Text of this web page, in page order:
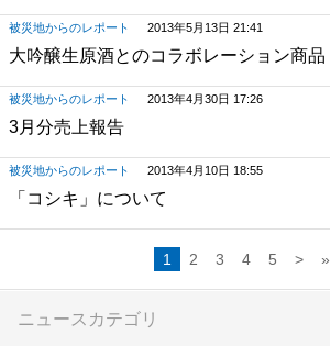
被災地からのレポート 2013年5月13日 21:41
大吟醸生原酒とのコラボレーション商品
被災地からのレポート 2013年4月30日 17:26
3月分売上報告
被災地からのレポート 2013年4月10日 18:55
「コシキ」について
1 2 3 4 5 > »
ニュースカテゴリ